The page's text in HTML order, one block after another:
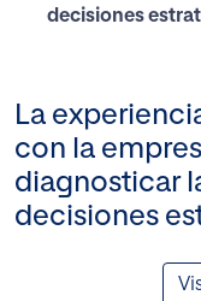
decisiones
La
con la
diagnosticar
decisiones